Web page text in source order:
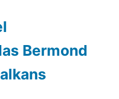
Bermond